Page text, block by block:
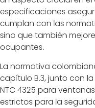
especificaciones
cumplan con las
sino que también
ocupantes.
La normativa
capítulo B.3, junto con
NTC 4325 para
estrictos para la